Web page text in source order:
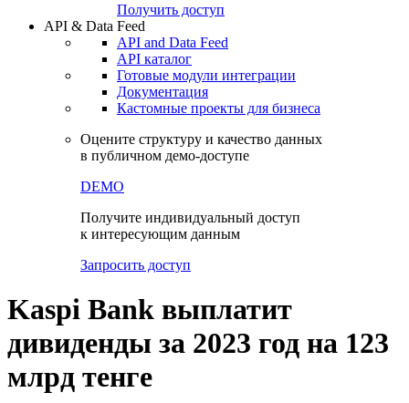
Получить доступ
API & Data Feed
API and Data Feed
API каталог
Готовые модули интеграции
Документация
Кастомные проекты для бизнеса
Оцените структуру и качество данных
в публичном демо-доступе
DEMO
Получите индивидуальный доступ
к интересующим данным
Запросить доступ
Kaspi Bank выплатит
дивиденды за 2023 год на 123
млрд тенге